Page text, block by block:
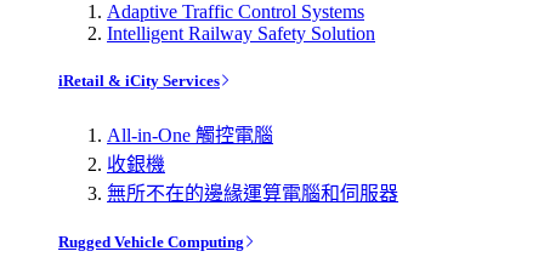
Adaptive Traffic Control Systems
Intelligent Railway Safety Solution
iRetail & iCity Services
All-in-One 觸控電腦
收銀機
無所不在的邊緣運算電腦和伺服器
Rugged Vehicle Computing